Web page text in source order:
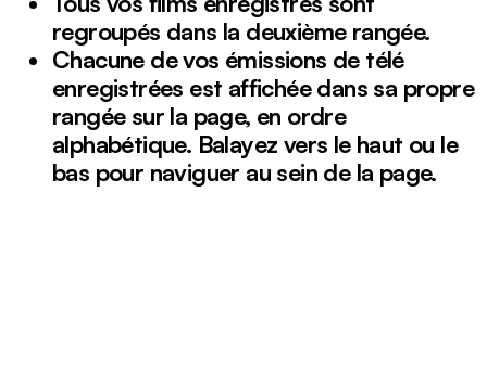
regroupés dans la deuxième rangée.
Chacune de vos émissions de télé
enregistrées est affichée dans sa propre
rangée sur la page, en ordre
alphabétique. Balayez vers le haut ou le
bas pour naviguer au sein de la page.